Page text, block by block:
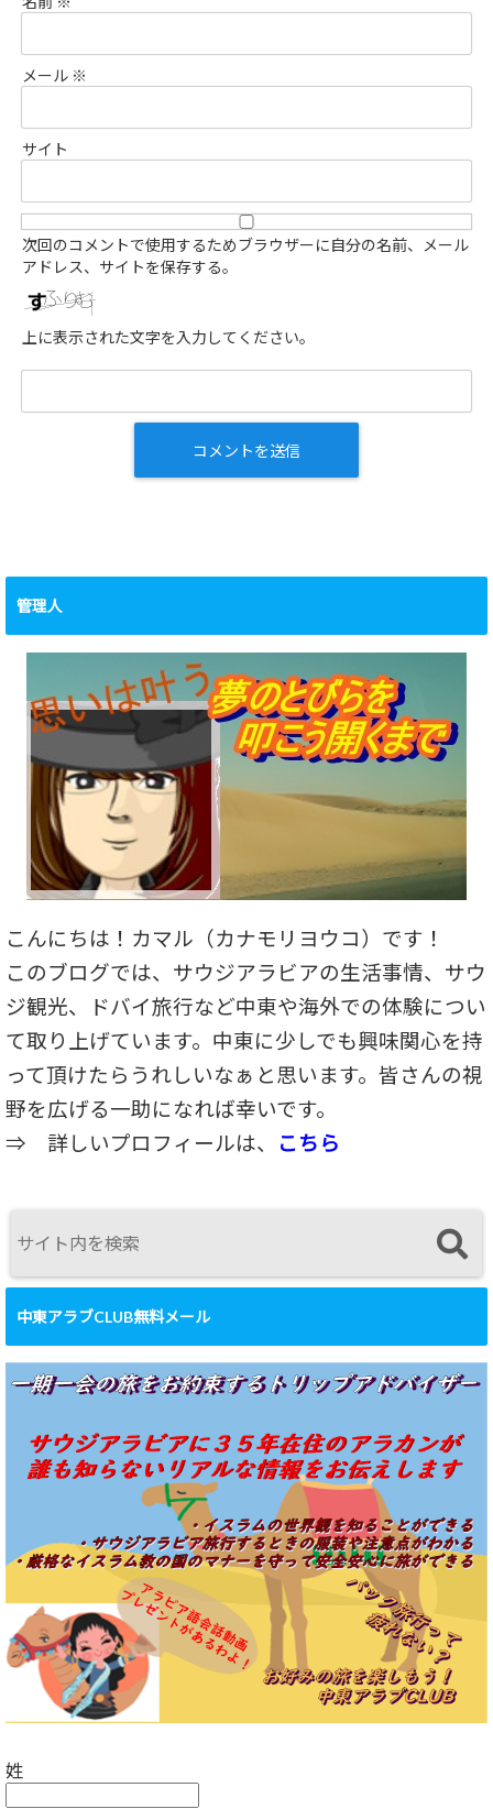
メール ※
サイト
次回のコメントで使用するためブラウザーに自分の名前、メール
アドレス、サイトを保存する。
上に表示された文字を入力してください。
管理人
こんにちは！カマル（カナモリヨウコ）です！
このブログでは、サウジアラビアの生活事情、サウ
ジ観光、ドバイ旅行など中東や海外での体験につい
て取り上げています。中東に少しでも興味関心を持
って頂けたらうれしいなぁと思います。皆さんの視
野を広げる一助になれば幸いです。
⇒ 詳しいプロフィールは、 こちら
中東アラブCLUB無料メール
姓